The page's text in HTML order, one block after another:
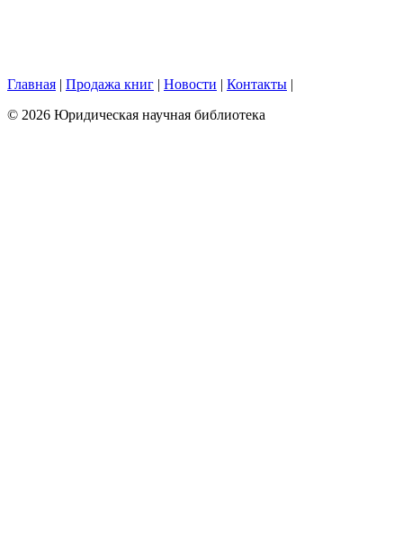
Главная | Продажа книг | Новости | Контакты |
© 2026 Юридическая научная библиотека